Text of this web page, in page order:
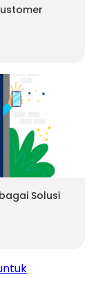
Solusi